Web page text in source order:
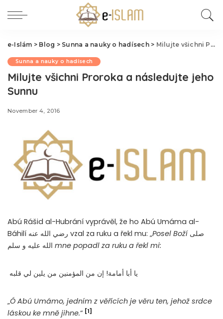
e-Islám > Blog > Sunna a nauky o hadísech> Milujte všichni Proroka a následujte jeho Sunnu
Sunna a nauky o hadísech
Milujte všichni Proroka a následujte jeho
Sunnu
November 4, 2016
Abú Rášid al-Hubrání vyprávěl, že ho Abú Umáma al-
Báhilí رضي الله عنه vzal za ruku a řekl mu: „Posel Božíصلى
الله عليه و سلم mne popadl za ruku a řekl mi:
يا أبا أمامة! إن من المؤمنين من يلين لي قلبه
„Ó Abú Umámo, jedním z věřících je věru ten, jehož srdce
láskou ke mně jihne.“ [1]